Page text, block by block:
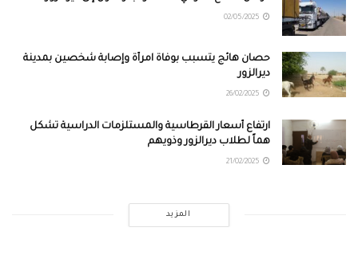
حصان هائج يتسبب بوفاة امرأة وإصابة شخصين بمدينة
ديرالزور
ارتفاع أسعار القرطاسية والمستلزمات الدراسية تشكل
هماً لطلاب ديرالزور وذويهم
المزيد